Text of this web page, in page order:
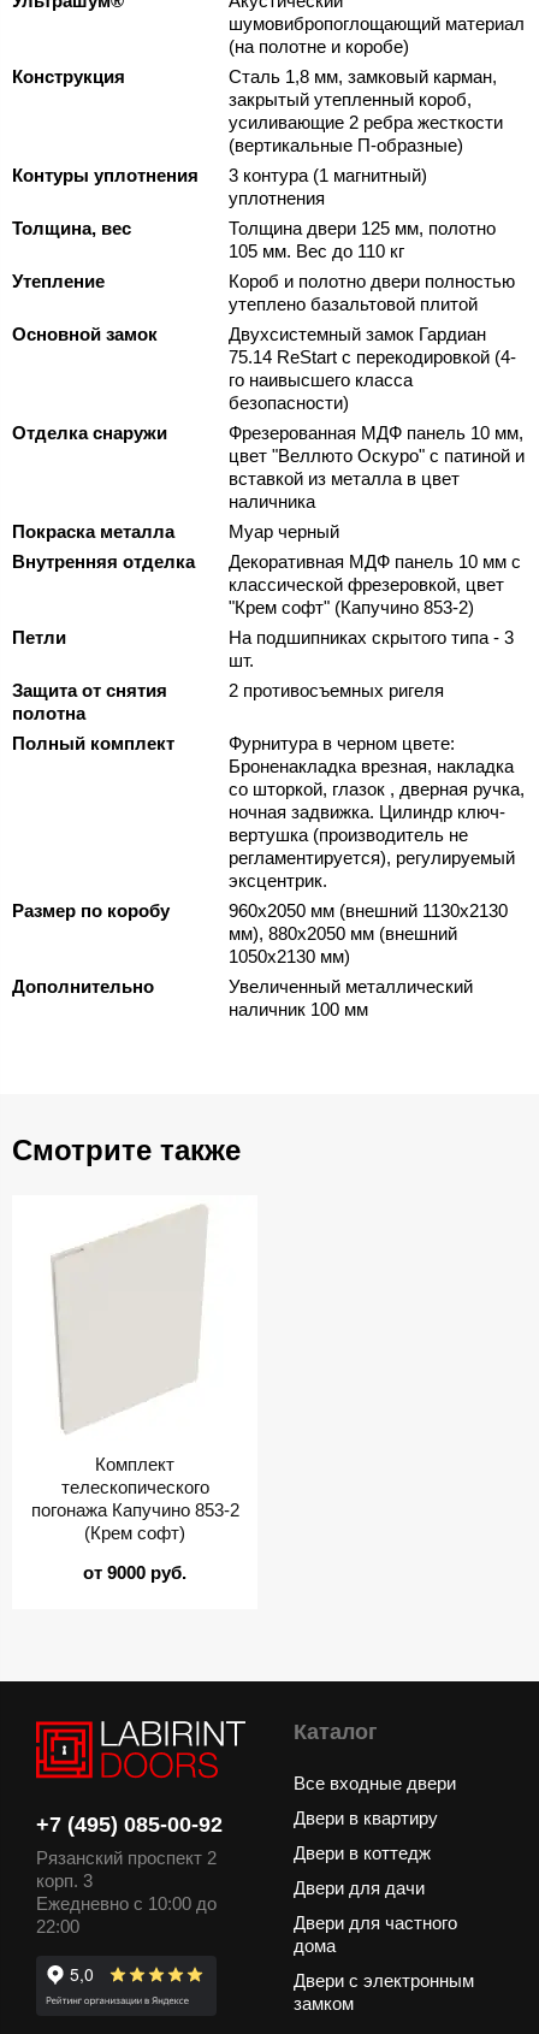
шумовибропоглощающий материал
(на полотне и коробе)
Конструкция
Сталь 1,8 мм, замковый карман,
закрытый утепленный короб,
усиливающие 2 ребра жесткости
(вертикальные П-образные)
Контуры уплотнения
3 контура (1 магнитный)
уплотнения
Толщина, вес
Толщина двери 125 мм, полотно
105 мм. Вес до 110 кг
Утепление
Короб и полотно двери полностью
утеплено базальтовой плитой
Основной замок
Двухсистемный замок Гардиан
75.14 ReStart с перекодировкой (4-
го наивысшего класса
безопасности)
Отделка снаружи
Фрезерованная МДФ панель 10 мм,
цвет "Веллюто Оскуро" с патиной и
вставкой из металла в цвет
наличника
Покраска металла
Муар черный
Внутренняя отделка
Декоративная МДФ панель 10 мм с
классической фрезеровкой, цвет
"Крем софт" (Капучино 853-2)
Петли
На подшипниках скрытого типа - 3
шт.
Защита от снятия
полотна
2 противосъемных ригеля
Полный комплект
Фурнитура в черном цвете:
Броненакладка врезная, накладка
со шторкой, глазок , дверная ручка,
ночная задвижка. Цилиндр ключ-
вертушка (производитель не
регламентируется), регулируемый
эксцентрик.
Размер по коробу
960х2050 мм (внешний 1130х2130
мм), 880х2050 мм (внешний
1050х2130 мм)
Дополнительно
Увеличенный металлический
наличник 100 мм
Смотрите также
Комплект
телескопического
погонажа Капучино 853-2
(Крем софт)
от 9000 руб.
+7 (495) 085-00-92
Рязанский проспект 2
корп. 3
Ежедневно с 10:00 до
22:00
Каталог
Все входные двери
Двери в квартиру
Двери в коттедж
Двери для дачи
Двери для частного
дома
Двери с электронным
замком